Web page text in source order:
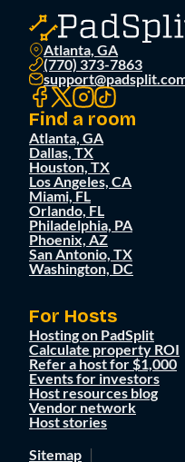
Atlanta, GA
(770) 373-7863
Find a room
Atlanta, GA
Dallas, TX
Houston, TX
Los Angeles, CA
Miami, FL
Orlando, FL
Philadelphia, PA
Phoenix, AZ
San Antonio, TX
Washington, DC
For Hosts
Hosting on PadSplit
Calculate property ROI
Refer a host for $1,000
Events for investors
Host resources blog
Vendor network
Host stories
Sitemap